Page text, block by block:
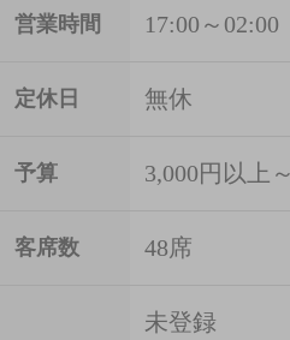
営業時間 17:00～02:00
定休日 無休
予算 3,000円以上
客席数 48席
未登録